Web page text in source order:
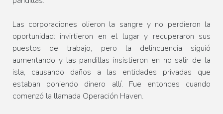
Las corporaciones olieron la sangre y no perdieron la
oportunidad: invirtieron en el lugar y recuperaron sus
puestos de trabajo, pero la delincuencia siguió
aumentando y las pandillas insistieron en no salir de la
isla, causando daños a las entidades privadas que
estaban poniendo dinero allí. Fue entonces cuando
comenzó la llamada Operación Haven.